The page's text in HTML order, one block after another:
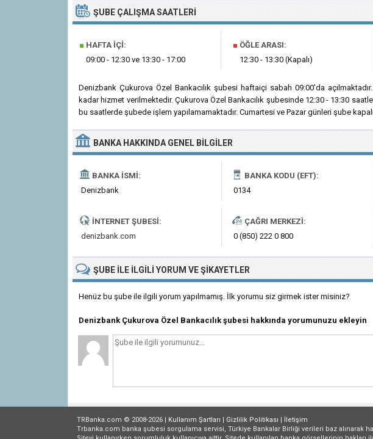
ŞUBE ÇALIŞMA SAATLERI
■ HAFTA İÇI:
09:00 - 12:30 ve 13:30 - 17:00
■ ÖĞLE ARASI:
12:30 - 13:30 (Kapalı)
Denizbank Çukurova Özel Bankacılık şubesi haftaiçi sabah 09:00'da
kadar hizmet verilmektedir. Çukurova Özel Bankacılık şubesinde 12:30 - 13:30
bu saatlerde şubede işlem yapılamamaktadır. Cumartesi ve Pazar günleri şube
BANKA HAKKINDA GENEL BILGILER
BANKA İSMI:
Denizbank
BANKA KODU (EFT):
0134
İNTERNET ŞUBESI:
denizbank.com
ÇAĞRI MERKEZI:
0 (850) 222 0 800
ŞUBE ILE İLGILIYORUM VE ŞIKAYETLER
Henüz bu şube ile ilgili yorum yapılmamış. İlk yorumu siz girmek ister misiniz?
Denizbank Çukurova Özel Bankacılık şubesi hakkında yorumunuzu ekleyin
TRBanka.com © 2008-2026 | Kullanım Şartları | Gizlilik Politikası | İletişim
Trbanka.com banka şubesi sorgulama servisi, Türkiye Bankalar Birliği verileri baz alınarak